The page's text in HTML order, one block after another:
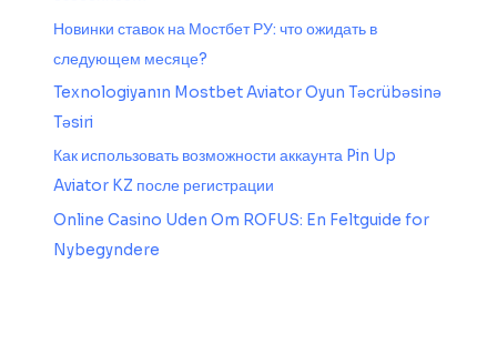
Новинки ставок на Мостбет РУ: что ожидать в
следующем месяце?
Texnologiyanın Mostbet Aviator Oyun Təcrübəsinə
Təsiri
Как использовать возможности аккаунта Pin Up
Aviator KZ после регистрации
Online Casino Uden Om ROFUS: En Feltguide for
Nybegyndere